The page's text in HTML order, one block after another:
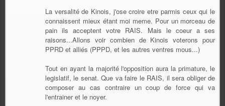
La versalité de Kinois, j'ose croire etre parmis ceux qui le
connaissent mieux étant moi meme. Pour un morceau de
pain ils acceptent votre RAIS. Mais le coeur a ses
raisons...Allons voir combien de Kinois voterons pour
PPRD et alliés (PPPD, et les autres ventres mous...)
Tout en ayant la majorité l'opposition aura la primature, le
legislatif, le senat. Que va faire le RAIS, il sera obliger de
composer au cas contraire un coup de force qui va
l'entrainer et le noyer.